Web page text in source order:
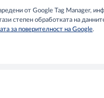
от Google Tag Manager,
степен обработката на
за поверителност на Google.